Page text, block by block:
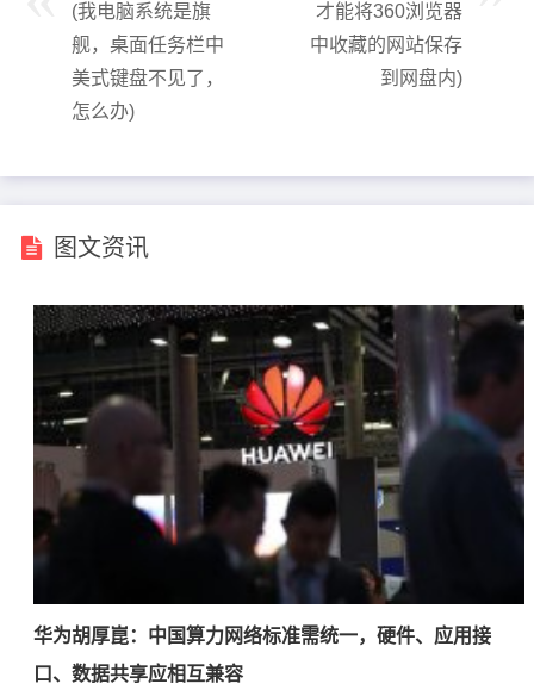
(我电脑系统是旗
舰，桌面任务栏中
美式键盘不见了，
怎么办)
才能将360浏览器
中收藏的网站保存
到网盘内)
图文资讯
华为胡厚崑：中国算力网络标准需统一，硬件、应用接
口、数据共享应相互兼容